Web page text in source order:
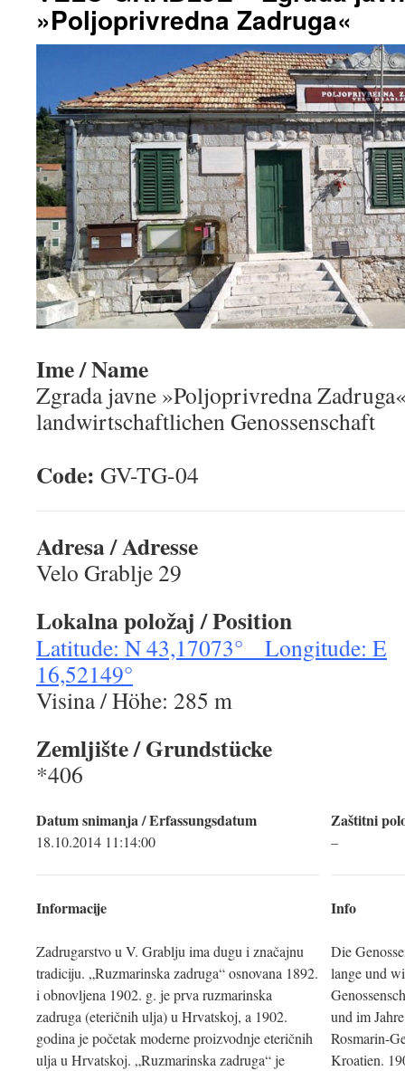
»Poljoprivredna Zadruga«
Ime / Name
Zgrada javne »Poljoprivredna
landwirtschaftlichen Genossenschaft
Code: GV-TG-
Adresa / Adresse
Velo Grablje 29
Lokalna položaj / Position
Latitude: N 43,17073° Longitude: E
16,52149°
Visina / Höhe: 285 m
Zemljište / Grundstücke
*406
Datum snimanja / Erfassungsdatum
18.10.2014 11:14:00
Informacije
Zadrugarstvo u V. Grablju ima dugu i značajnu
tradiciju. „Ruzmarinska zadruga“ osnovana 1892.
i obnovljena 1902. g. je prva ruzmarinska
zadruga (eteričnih ulja) u Hrvatskoj, a 1902.
godina je početak moderne proizvodnje eteričnih
ulja u Hrvatskoj. „Ruzmarinska zadruga“ je
Zaštitni
–
Info
Die
lange und
und im
Rosmarin-
Kroatien.